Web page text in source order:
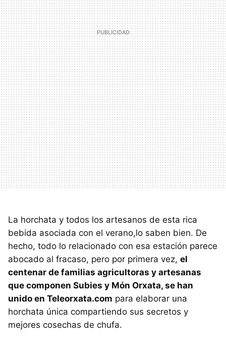
La horchata y todos los artesanos de esta rica
bebida asociada con el verano,lo saben bien. De
hecho, todo lo relacionado con esa estación parece
abocado al fracaso, pero por primera vez, el
centenar de familias agricultoras y artesanas
que componen Subies y Món Orxata, se han
unido en Teleorxata.com para elaborar una
horchata única compartiendo sus secretos y
mejores cosechas de chufa.